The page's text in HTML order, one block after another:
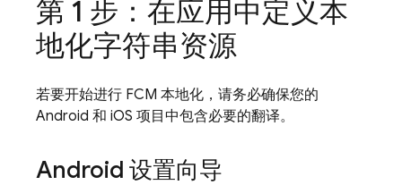
第 1 步：在应用中定义本
地化字符串资源
若要开始进行 FCM 本地化，请务必确保您的
Android 和 iOS 项目中包含必要的翻译。
Android 设置向导